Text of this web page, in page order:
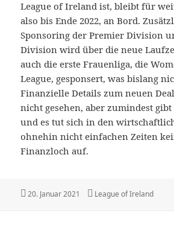
League of Ireland ist, bleibt für
also bis Ende 2022, an Bord.
Sponsoring der Premier Division
Division wird über die neue
auch die erste Frauenliga, die
League, gesponsert, was bislang
Finanzielle Details zum neuen
nicht gesehen, aber zumindest gibt
und es tut sich in den
ohnehin nicht einfachen Zeiten
Finanzloch auf.
Veröffentlicht
20. Januar 2021 Kategorien
League of Ireland